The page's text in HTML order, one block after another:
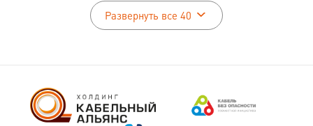
Развернуть все 40